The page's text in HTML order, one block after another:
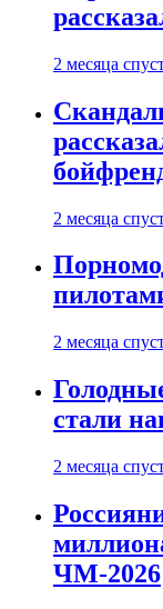
2 месяца
2 месяца
2 месяца
стали
2 месяца
ЧМ-2026